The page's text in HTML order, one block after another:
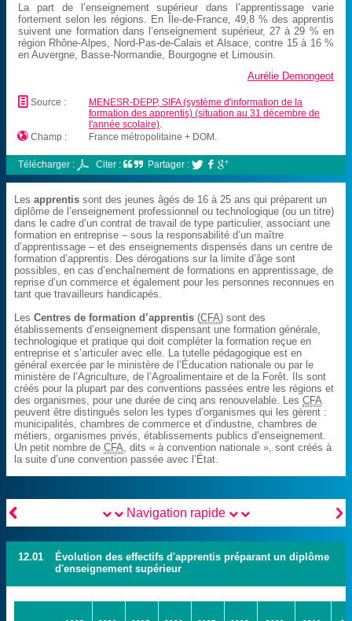
La part de l’enseignement supérieur dans l’apprentissage varie
fortement selon les régions. En Île-de-France, 49,8 % des apprentis
suivent une formation dans l’enseignement supérieur, 27 à 29 % en
région Rhône-Alpes, Nord-Pas-de-Calais et Alsace, contre 15 à 16 %
en Auvergne, Basse-Normandie, Bourgogne et Limousin.
Aurélie Demongeot
📄 Source :
MENESR-DEPP, SIFA (système d'information de la
formation des apprentis) (situation au 31 décembre de
l'année scolaire).
 Champ : France métropolitaine + DOM.
Télécharger : Citer : Partager :  
Lesapprentis sont des jeunes âgés de 16 à 25 ans qui préparent un
diplôme de l’enseignement professionnel ou technologique (ou un titre)
dans le cadre d’un contrat de travail de type particulier, associant une
formation en entreprise – sous la responsabilité d’un maître
d’apprentissage – et des enseignements dispensés dans un centre de
formation d’apprentis. Des dérogations sur la limite d’âge sont
possibles, en cas d’enchaînement de formations en apprentissage, de
reprise d’un commerce et également pour les personnes reconnues en
tant que travailleurs handicapés.
LesCentres de formation d’apprentis (CFA) sont des
établissements d’enseignement dispensant une formation générale,
technologique et pratique qui doit compléter la formation reçue en
entreprise et s’articuler avec elle. La tutelle pédagogique est en
général exercée par le ministère de l’Éducation nationale ou par le
ministère de l’Agriculture, de l’Agroalimentaire et de la Forêt. Ils sont
créés pour la plupart par des conventions passées entre les régions et
des organismes, pour une durée de cinq ans renouvelable. LesCFA
peuvent être distingués selon les types d’organismes qui les gèrent :
municipalités, chambres de commerce et d’industrie, chambres de
métiers, organismes privés, établissements publics d’enseignement.
Un petit nombre deCFA, dits « à convention nationale », sont créés à
la suite d’une convention passée avec l’État.
 
Navigation rapide
12.01
Évolution des effectifs d'apprentis préparant un diplôme
d'enseignement supérieur